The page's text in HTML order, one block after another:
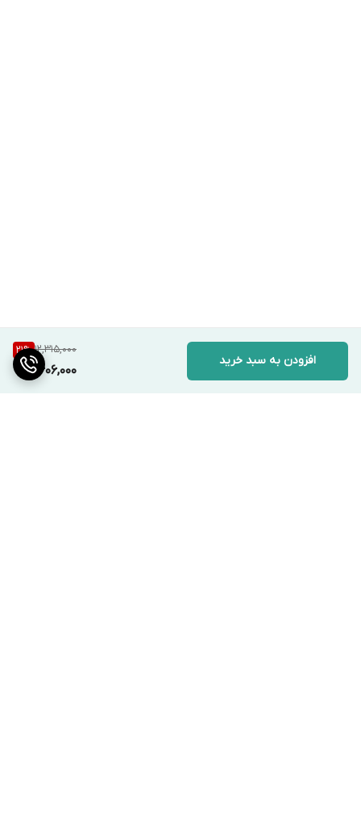
12,315,000
21%
9,606,000
افزودن به سبد خرید